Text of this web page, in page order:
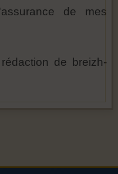
de mes
de breizh-